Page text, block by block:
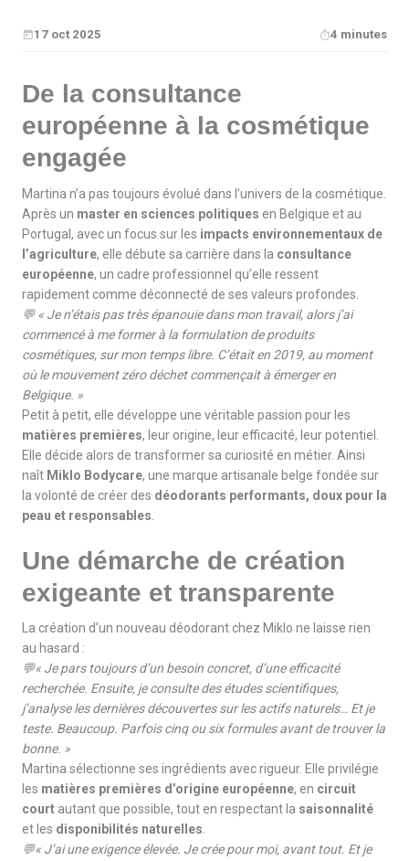
17 oct 2025 4 minutes
De la consultance
européenne à la cosmétique
engagée
Martina n’a pas toujours évolué dans l’univers de la cosmétique.
Après un master en sciences politiques en Belgique et au
Portugal, avec un focus sur les impacts environnementaux de
l’agriculture, elle débute sa carrière dans la consultance
européenne, un cadre professionnel qu’elle ressent
rapidement comme déconnecté de ses valeurs profondes.
💬 « Je n’étais pas très épanouie dans mon travail, alors j’ai
commencé à me former à la formulation de produits
cosmétiques, sur mon temps libre. C’était en 2019, au moment
où le mouvement zéro déchet commençait à émerger en
Belgique. »
Petit à petit, elle développe une véritable passion pour les
matières premières, leur origine, leur efficacité, leur potentiel.
Elle décide alors de transformer sa curiosité en métier. Ainsi
naît Miklo Bodycare, une marque artisanale belge fondée sur
la volonté de créer des déodorants performants, doux pour la
peau et responsables
Une démarche de création
exigeante et transparente
La création d’un nouveau déodorant chez Miklo ne laisse rien
au hasard :
💬« Je pars toujours d’un besoin concret, d’une efficacité
recherchée. Ensuite, je consulte des études scientifiques,
j’analyse les dernières découvertes sur les actifs naturels… Et je
teste. Beaucoup. Parfois cinq ou six formules avant de trouver la
bonne. »
Martina sélectionne ses ingrédients avec rigueur. Elle privilégie
les matières premières d’origine européenne, en circuit
court autant que possible, tout en respectant la saisonnalité
et les disponibilités naturelles
💬« J’ai une exigence élevée. Je crée pour moi, avant tout. Et je